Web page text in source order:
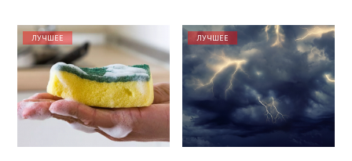
ЛУЧШЕЕ ЛУЧШЕЕ